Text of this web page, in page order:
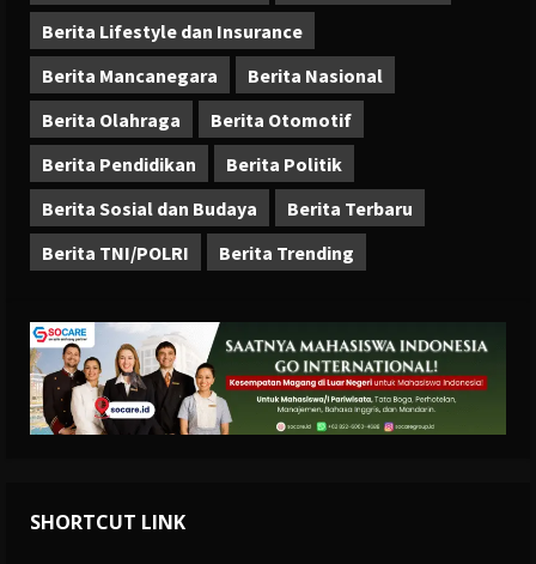
Berita Lifestyle dan Insurance
Berita Mancanegara
Berita Nasional
Berita Olahraga
Berita Otomotif
Berita Pendidikan
Berita Politik
Berita Sosial dan Budaya
Berita Terbaru
Berita TNI/POLRI
Berita Trending
SHORTCUT LINK